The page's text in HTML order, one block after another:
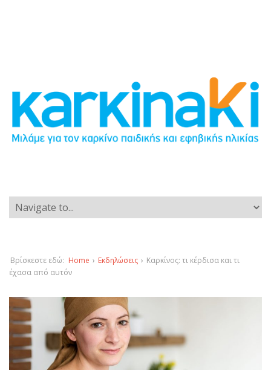
Βρίσκεστε εδώ: Home › Εκδηλώσεις › Καρκίνος: τι κέρδισα και τι
έχασα από αυτόν